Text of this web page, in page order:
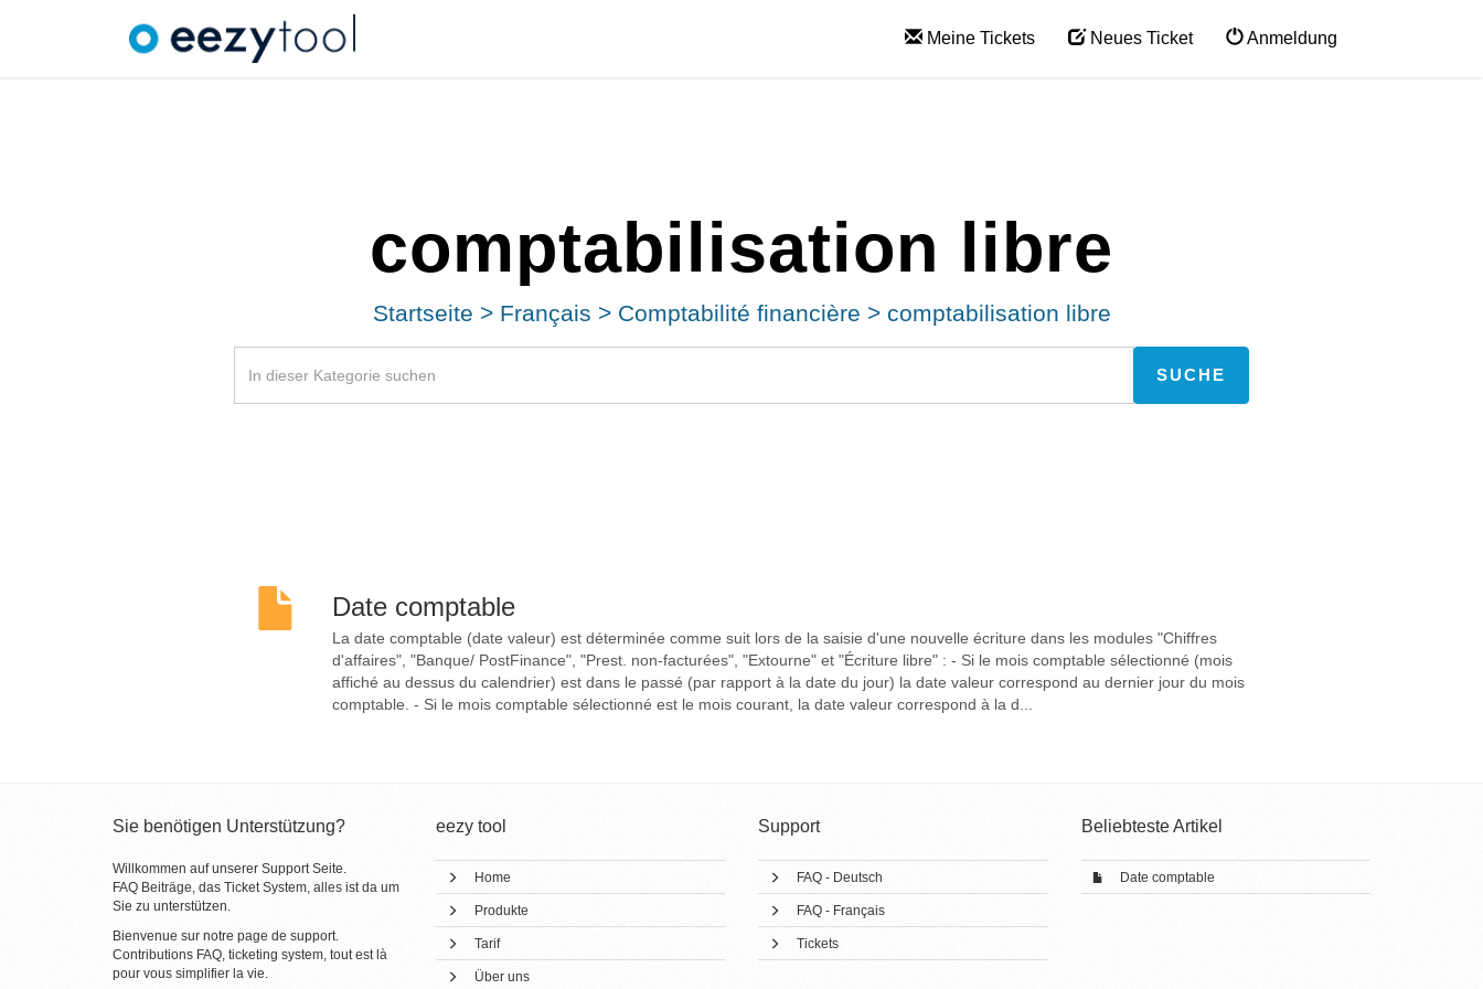
Meine Tickets Neues Ticket Anmeldung
comptabilisation libre
Startseite > Français > Comptabilité financière > comptabilisation libre
Date comptable
La date comptable (date valeur) est déterminée comme suit lors de la saisie d'une nouvelle écriture dans les modules "Chiffres
d'affaires", "Banque/ PostFinance", "Prest. non-facturées", "Extourne" et "Écriture libre" : - Si le mois comptable sélectionné (mois
affiché au dessus du calendrier) est dans le passé (par rapport à la date du jour) la date valeur correspond au dernier jour du mois
comptable. - Si le mois comptable sélectionné est le mois courant, la date valeur correspond à la d...
Sie benötigen Unterstützung?
Willkommen auf unserer Support Seite.
FAQ Beiträge, das Ticket System, alles ist da um
Sie zu unterstützen.
Bienvenue sur notre page de support.
Contributions FAQ, ticketing system, tout est là
pour vous simplifier la vie.
eezy tool
Home
Produkte
Tarif
Über uns
Support
FAQ - Deutsch
FAQ - Français
Tickets
Beliebteste Artikel
Date comptable